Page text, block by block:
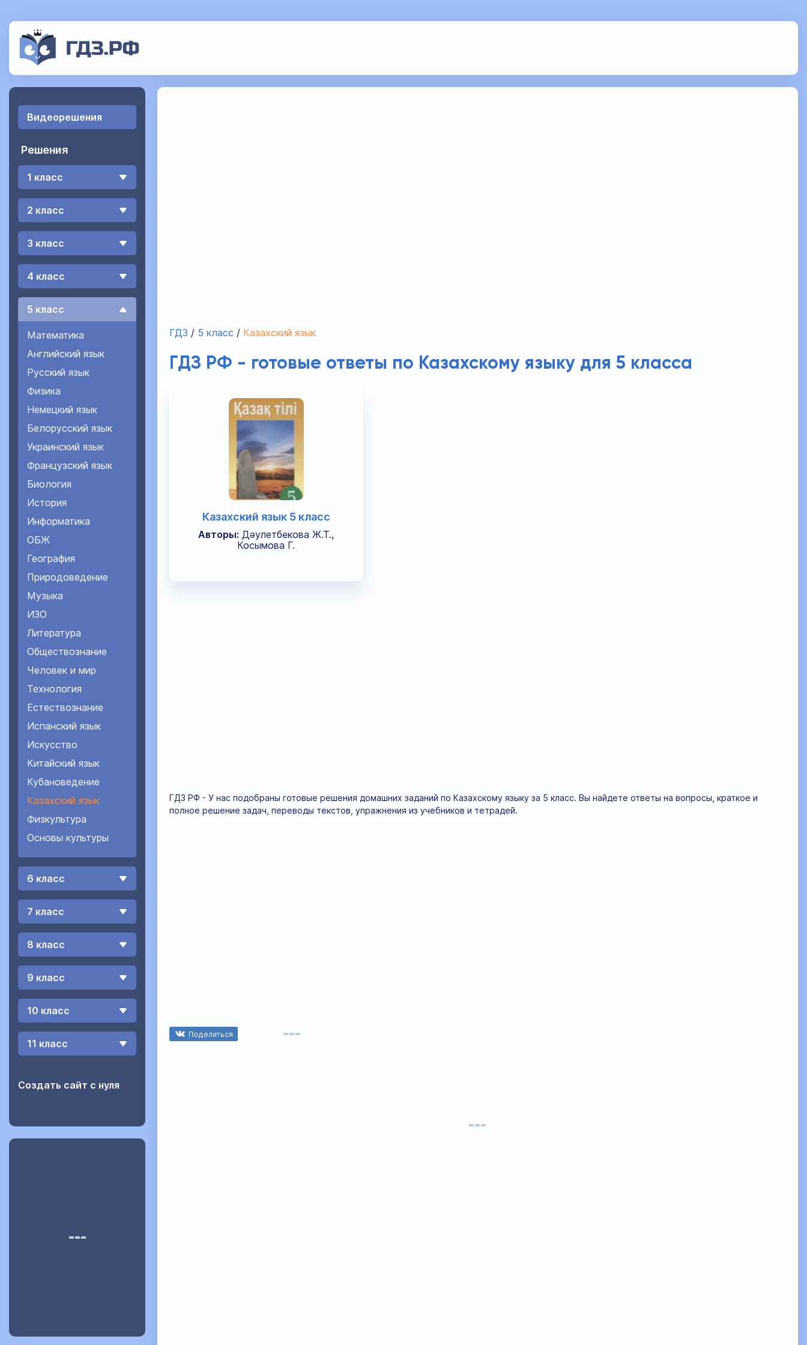
Видеорешения
Решения
1 класс
2 класс
3 класс
4 класс
5 класс
Математика
Английский язык
Русский язык
Физика
Немецкий язык
Белорусский язык
Украинский язык
Французский язык
Биология
История
Информатика
ОБЖ
География
Природоведение
Музыка
ИЗО
Литература
Обществознание
Человек и мир
Технология
Естествознание
Испанский язык
Искусство
Китайский язык
Кубановедение
Казахский язык
Физкультура
Основы культуры
6 класс
7 класс
8 класс
9 класс
10 класс
11 класс
Создать сайт с нуля
ГДЗ 5 класс Казахский язык
ГДЗ РФ - готовые ответы по Казахскому языку для 5 класса
Казахский язык 5 класс
Авторы: Дәулетбекова Ж.Т.,
Косымова Г.
ГДЗ РФ - У нас подобраны готовые решения домашних заданий по Казахскому языку за 5 класс. Вы найдете ответы на вопросы, краткое и
полное решение задач, переводы текстов, упражнения из учебников и тетрадей.
Поделиться